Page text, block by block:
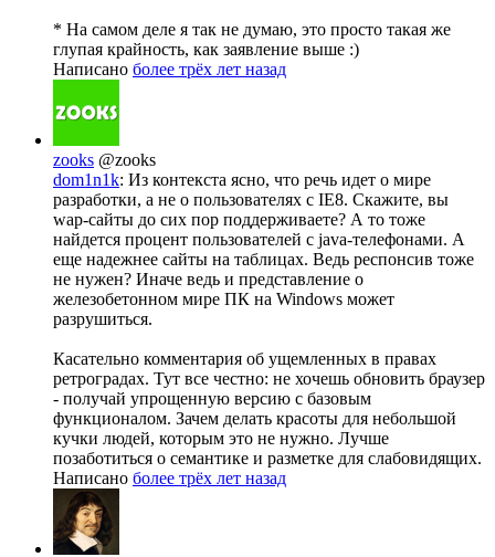
* На самом деле я так не думаю, это просто такая же
глупая крайность, как заявление выше :)
Написано более трёх лет назад
zooks @zooks
dom1n1k: Из контекста ясно, что речь идет о мире
разработки, а не о пользователях с IE8. Скажите, вы
wap-сайты до сих пор поддерживаете? А то тоже
найдется процент пользователей с java-телефонами. А
еще надежнее сайты на таблицах. Ведь респонсив тоже
не нужен? Иначе ведь и представление о
железобетонном мире ПК на Windows может
разрушиться.
Касательно комментария об ущемленных в правах
ретроградах. Тут все честно: не хочешь обновить браузер
- получай упрощенную версию с базовым
функционалом. Зачем делать красоты для небольшой
кучки людей, которым это не нужно. Лучше
позаботиться о семантике и разметке для слабовидящих.
Написано более трёх лет назад